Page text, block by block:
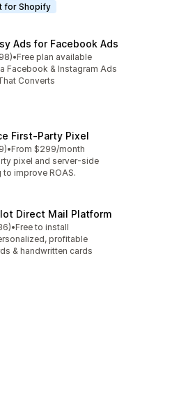
for Shopify
Ads for Facebook Ads
中
ュー数：298件
•Free plan available
Facebook & Instagram Ads
Converts
First‑Party Pixel
中
ュー数：79件
•From $299/month
pixel and server-side
to improve ROAS.
Direct Mail Platform
中
ュー数：136件
•Free to install
profitable
& handwritten cards